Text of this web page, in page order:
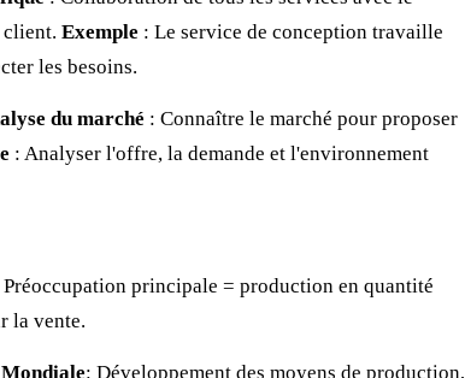
Exemple : Le service de conception travaille
les besoins.
du marché : Connaître le marché pour proposer
: Analyser l'offre, la demande et l'environnement
Préoccupation principale = production en quantité
la vente.
: Développement des moyens de production,